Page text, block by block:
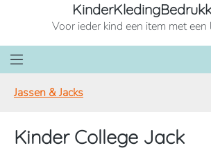
Voor ieder kind een item met een
Jassen & Jacks
Kinder College Jack